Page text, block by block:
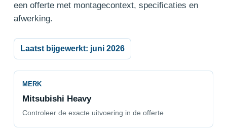
een offerte met montagecontext, specificaties en
afwerking.
Laatst bijgewerkt: juni 2026
MERK
Mitsubishi Heavy
Controleer de exacte uitvoering in de offerte